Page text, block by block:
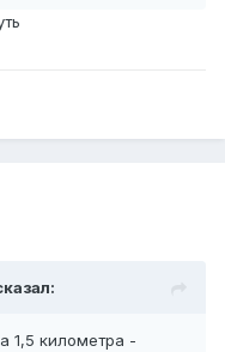
1,5 километра -